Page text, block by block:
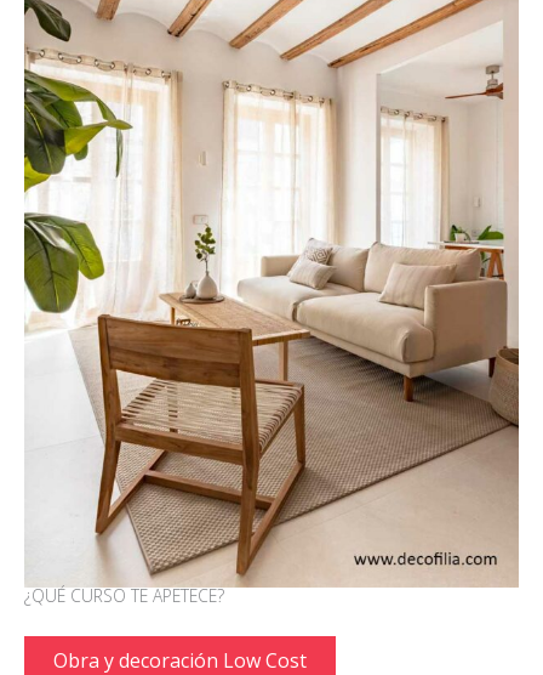
¿QUÉ CURSO TE APETECE?
Obra y decoración Low Cost